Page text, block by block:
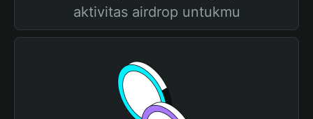
aktivitas airdrop untukmu